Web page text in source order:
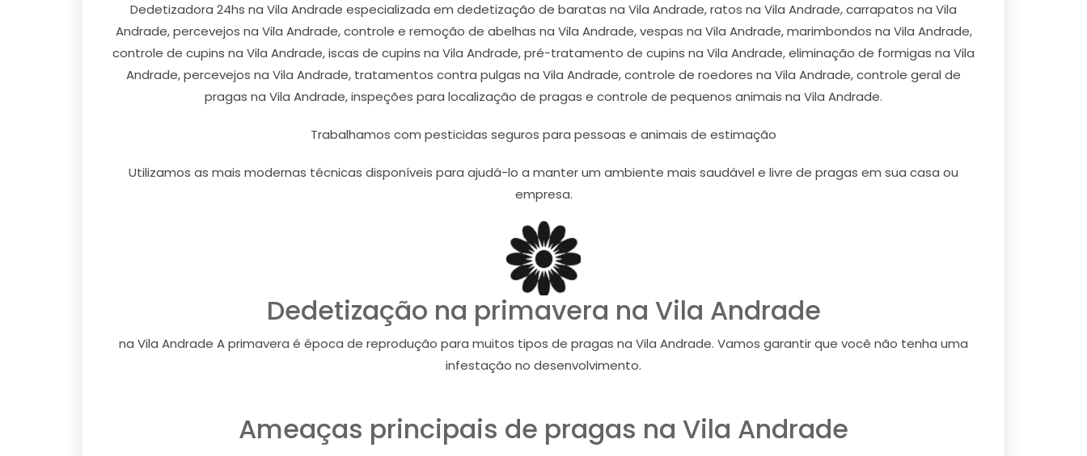
Dedetizadora 24hs na Vila Andrade especializada em dedetização de baratas na Vila Andrade, ratos na Vila Andrade, carrapatos na Vila
Andrade, percevejos na Vila Andrade, controle e remoção de abelhas na Vila Andrade, vespas na Vila Andrade, marimbondos na Vila Andrade,
controle de cupins na Vila Andrade, iscas de cupins na Vila Andrade, pré-tratamento de cupins na Vila Andrade, eliminação de formigas na Vila
Andrade, percevejos na Vila Andrade, tratamentos contra pulgas na Vila Andrade, controle de roedores na Vila Andrade, controle geral de
pragas na Vila Andrade, inspeções para localização de pragas e controle de pequenos animais na Vila Andrade.
Trabalhamos com pesticidas seguros para pessoas e animais de estimação
Utilizamos as mais modernas técnicas disponíveis para ajudá-lo a manter um ambiente mais saudável e livre de pragas em sua casa ou
empresa.
Dedetização na primavera na Vila Andrade
na Vila Andrade A primavera é época de reprodução para muitos tipos de pragas na Vila Andrade. Vamos garantir que você não tenha uma
infestação no desenvolvimento.
Ameaças principais de pragas na Vila Andrade